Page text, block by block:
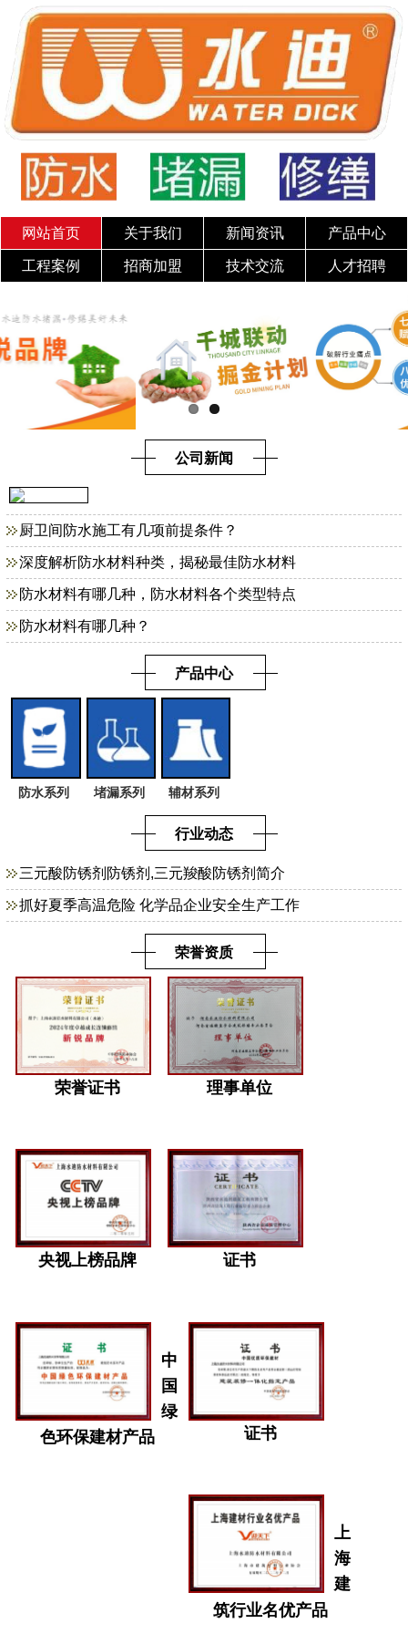
网站首页 关于我们 新闻资讯 产品中心
工程案例 招商加盟 技术交流 人才招聘
公司新闻
厨卫间防水施工有几项前提条件？
深度解析防水材料种类，揭秘最佳防水材料
防水材料有哪几种，防水材料各个类型特点
防水材料有哪几种？
产品中心
防水系列 堵漏系列 辅材系列
行业动态
三元酸防锈剂防锈剂,三元羧酸防锈剂简介
抓好夏季高温危险 化学品企业安全生产工作
荣誉资质
荣誉证书 理事单位
央视上榜品牌 证书
中
国
绿
色环保建材产品
证书
上
海
建
筑行业名优产品